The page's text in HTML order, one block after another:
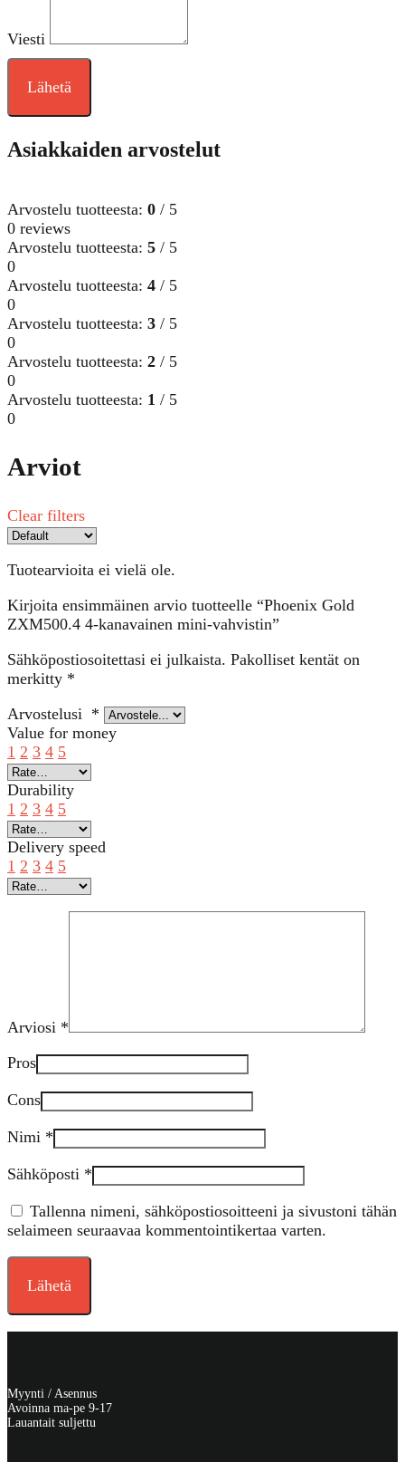
Viesti
Lähetä
Asiakkaiden arvostelut
Arvostelu tuotteesta: 0 / 5
0 reviews
Arvostelu tuotteesta: 5 / 5
0
Arvostelu tuotteesta: 4 / 5
0
Arvostelu tuotteesta: 3 / 5
0
Arvostelu tuotteesta: 2 / 5
0
Arvostelu tuotteesta: 1 / 5
0
Arviot
Clear filters
Tuotearvioita ei vielä ole.
Kirjoita ensimmäinen arvio tuotteelle “Phoenix Gold
ZXM500.4 4-kanavainen mini-vahvistin”
Sähköpostiosoitettasi ei julkaista. Pakolliset kentät on
merkitty *
Arvostelusi *
Value for money
1 2 3 4 5
Durability
1 2 3 4 5
Delivery speed
1 2 3 4 5
Arviosi *
Pros
Cons
Nimi *
Sähköposti *
Tallenna nimeni, sähköpostiosoitteeni ja sivustoni tähän
selaimeen seuraavaa kommentointikertaa varten.
Myynti / Asennus
Avoinna ma-pe 9-17
Lauantait suljettu